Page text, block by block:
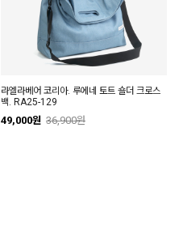
라엘라베어 코리아. 루에네 토트 숄더 크로스
백. RA25-129
49,000원 36,900원